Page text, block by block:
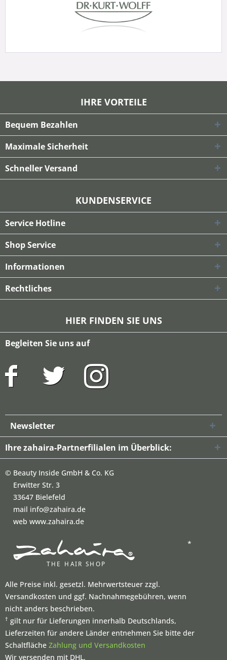
IHRE VORTEILE
Bequem Bezahlen
Maximale Sicherheit
Schneller Versand
KUNDENSERVICE
Service Hotline
Shop Service
Informationen
Rechtliches
HIER FINDEN SIE UNS
Begleiten Sie uns auf
Newsletter
Ihre zahaira-Partnerfilialen im Überblick:
© Beauty Inside GmbH & Co. KG
Erwitter Str. 3
33647 Bielefeld
mail info@zahaira.de
web www.zahaira.de
*
Alle Preise inkl. gesetzl. Mehrwertsteuer zzgl.
Versandkosten und ggf. Nachnahmegebühren, wenn
nicht anders beschrieben.
† gilt nur für Lieferungen innerhalb Deutschlands,
Lieferzeiten für andere Länder entnehmen Sie bitte der
Schaltfläche Zahlung und Versandkosten
Wir versenden mit DHL.